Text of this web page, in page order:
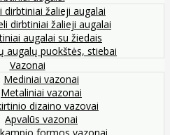
dirbtiniai žalieji augalai
dirbtiniai žalieji augalai
augalai su žiedais
augalų puokštės, stiebai
Vazonai
Mediniai vazonai
Metaliniai vazonai
dizaino vazovai
Apvalūs vazonai
formos vazonai